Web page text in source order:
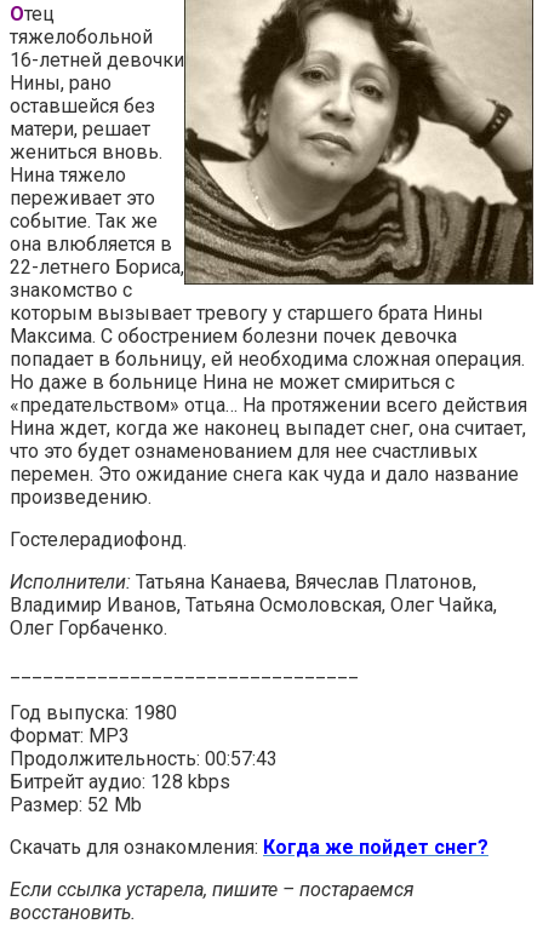
Отец
тяжелобольной
16-летней девочки
Нины, рано
оставшейся без
матери, решает
жениться вновь.
Нина тяжело
переживает это
событие. Так же
она влюбляется в
22-летнего Бориса,
знакомство с
которым вызывает тревогу у старшего брата Нины
Максима. С обострением болезни почек девочка
попадает в больницу, ей необходима сложная операция.
Но даже в больнице Нина не может смириться с
«предательством» отца… На протяжении всего действия
Нина ждет, когда же наконец выпадет снег, она считает,
что это будет ознаменованием для нее счастливых
перемен. Это ожидание снега как чуда и дало название
произведению.
Гостелерадиофонд.
Исполнители: Татьяна Канаева, Вячеслав Платонов,
Владимир Иванов, Татьяна Осмоловская, Олег Чайка,
Олег Горбаченко.
Год выпуска: 1980
Формат: MP3
Продолжительность: 00:57:43
Битрейт аудио: 128 kbps
Размер: 52 Mb
Скачать для ознакомления: Когда же пойдет снег?
Если ссылка устарела, пишите – постараемся
восстановить.